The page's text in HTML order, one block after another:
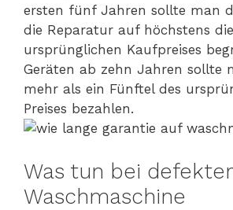
ersten fünf Jahren sollte man
die Reparatur auf höchstens
ursprünglichen Kaufpreises
Geräten ab zehn Jahren sollte
mehr als ein Fünftel des
Preises bezahlen.
Was tun bei defekter
Waschmaschine